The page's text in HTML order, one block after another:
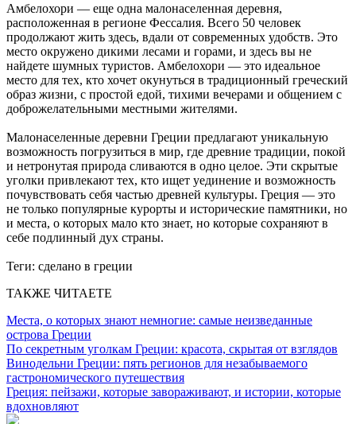
Амбелохори — еще одна малонаселенная деревня,
расположенная в регионе Фессалия. Всего 50 человек
продолжают жить здесь, вдали от современных удобств. Это
место окружено дикими лесами и горами, и здесь вы не
найдете шумных туристов. Амбелохори — это идеальное
место для тех, кто хочет окунуться в традиционный греческий
образ жизни, с простой едой, тихими вечерами и общением с
доброжелательными местными жителями.
Малонаселенные деревни Греции предлагают уникальную
возможность погрузиться в мир, где древние традиции, покой
и нетронутая природа сливаются в одно целое. Эти скрытые
уголки привлекают тех, кто ищет уединение и возможность
почувствовать себя частью древней культуры. Греция — это
не только популярные курорты и исторические памятники, но
и места, о которых мало кто знает, но которые сохраняют в
себе подлинный дух страны.
Теги: сделано в греции
ТАКЖЕ ЧИТАЕТЕ
Места, о которых знают немногие: самые неизведанные
острова Греции
По секретным уголкам Греции: красота, скрытая от взглядов
Винодельни Греции: пять регионов для незабываемого
гастрономического путешествия
Греция: пейзажи, которые завораживают, и истории, которые
вдохновляют